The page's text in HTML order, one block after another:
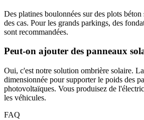
Des platines boulonnées sur des plots
des cas. Pour les grands parkings, des
sont recommandées.
Peut-on ajouter des panneaux
Oui, c'est notre solution ombrière solaire.
dimensionnée pour supporter le poids des
photovoltaïques. Vous produisez de
les véhicules.
FAQ